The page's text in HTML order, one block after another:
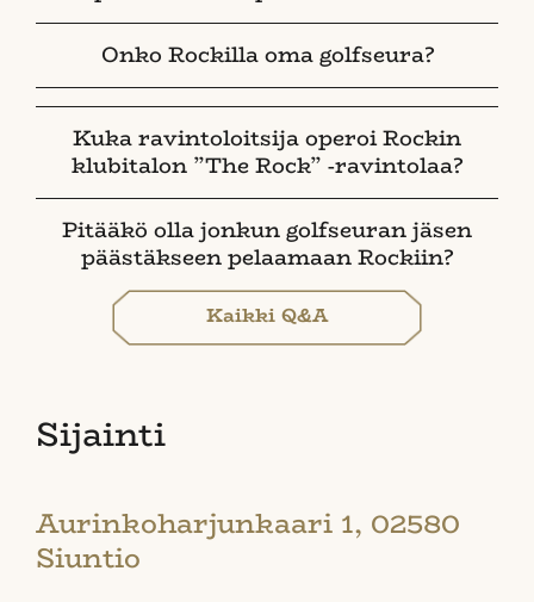
Onko Rockilla oma golfseura?
Kuka ravintoloitsija operoi Rockin
klubitalon ”The Rock” -ravintolaa?
Pitääkö olla jonkun golfseuran jäsen
päästäkseen pelaamaan Rockiin?
Kaikki Q&A
Sijainti
Aurinkoharjunkaari 1, 02580
Siuntio